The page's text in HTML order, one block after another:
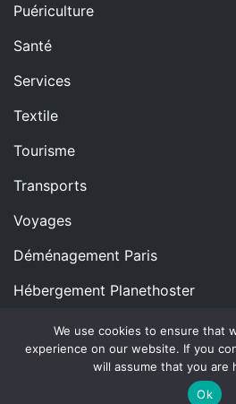
Puériculture
Santé
Services
Textile
Tourisme
Transports
Voyages
Déménagement Paris
Hébergement Planethoster
Copyright © All rights
Theme: Blog
We use cookies to ensure that
experience on our website. If you
will assume that you are
Ok